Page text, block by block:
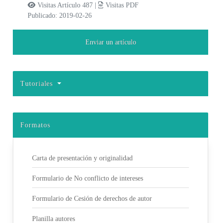
Visitas Artículo 487 |
Visitas PDF
Publicado: 2019-02-26
Enviar un artículo
Tutoriales
Formatos
Carta de presentación y originalidad
Formulario de No conflicto de intereses
Formulario de Cesión de derechos de autor
Planilla autores